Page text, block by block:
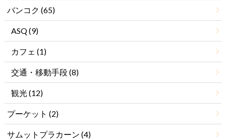
バンコク (65)
ASQ(9)
カフェ (1)
交通・移動手段(8)
観光(12)
プーケット (2)
サムットプラカーン (4)